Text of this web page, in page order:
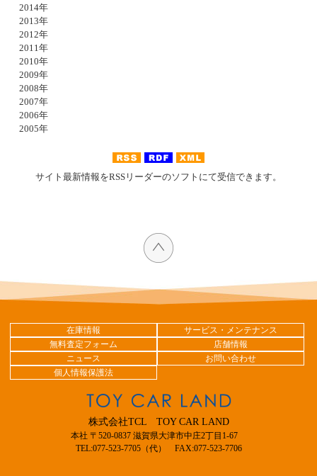
2014年
2013年
2012年
2011年
2010年
2009年
2008年
2007年
2006年
2005年
サイト最新情報をRSSリーダーのソフトにて受信できます。
在庫情報
サービス・メンテナンス
無料査定フォーム
店舗情報
ニュース
お問い合わせ
個人情報保護法
株式会社TCL TOY CAR LAND
本社 〒520-0837 滋賀県大津市中庄2丁目1-67
TEL:077-523-7705（代） FAX:077-523-7706